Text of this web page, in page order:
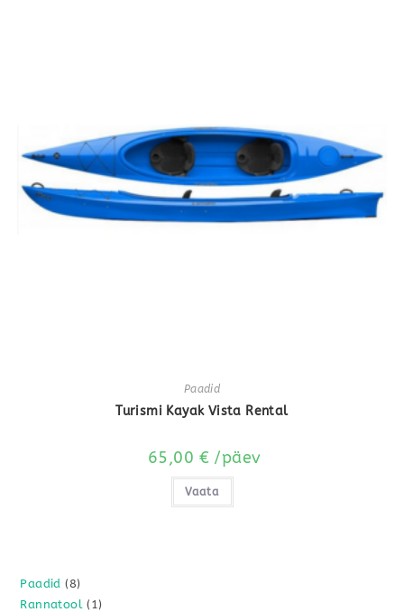
Paadid
Turismi Kayak Vista Rental
65,00 € /päev
Vaata
Paadid 88
toodet
Rannatool 1 1